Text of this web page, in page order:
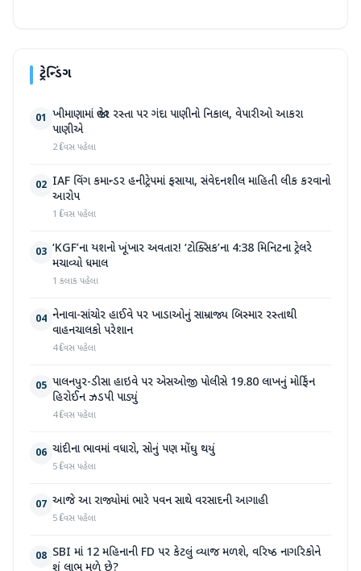
ટ્રેન્ડિંગ
01 ખીમાણામાં જાહેર રસ્તા પર ગંદા પાણીનો નિકાલ, વેપારીઓ આકરા
પાણીએ
2 દિવસ પહેલા
02 IAF વિંગ કમાન્ડર હનીટ્રેપમાં ફસાયા, સંવેદનશીલ માહિતી લીક કરવાનો
આરોપ
1 દિવસ પહેલા
03 ‘KGF’ના યશનો ખૂંખાર અવતાર! ‘ટોક્સિક’ના 4:38 મિનિટના ટ્રેલરે
મચાવ્યો ધમાલ
1 કલાક પહેલા
04 નેનાવા-સાંચોર હાઈવે પર ખાડાઓનું સામ્રાજ્ય બિસ્માર રસ્તાથી
વાહનચાલકો પરેશાન
4 દિવસ પહેલા
05 પાલનપુર-ડીસા હાઇવે પર એસઓજી પોલીસે 19.80 લાખનું મોર્ફિન
હિરોઈન ઝડપી પાડ્યું
4 દિવસ પહેલા
06 ચાંદીના ભાવમાં વધારો, સોનું પણ મોંઘુ થયું
5 દિવસ પહેલા
07 આજે આ રાજ્યોમાં ભારે પવન સાથે વરસાદની આગાહી
5 દિવસ પહેલા
08 SBI માં 12 મહિનાની FD પર કેટલું વ્યાજ મળશે, વરિષ્ઠ નાગરિકોને